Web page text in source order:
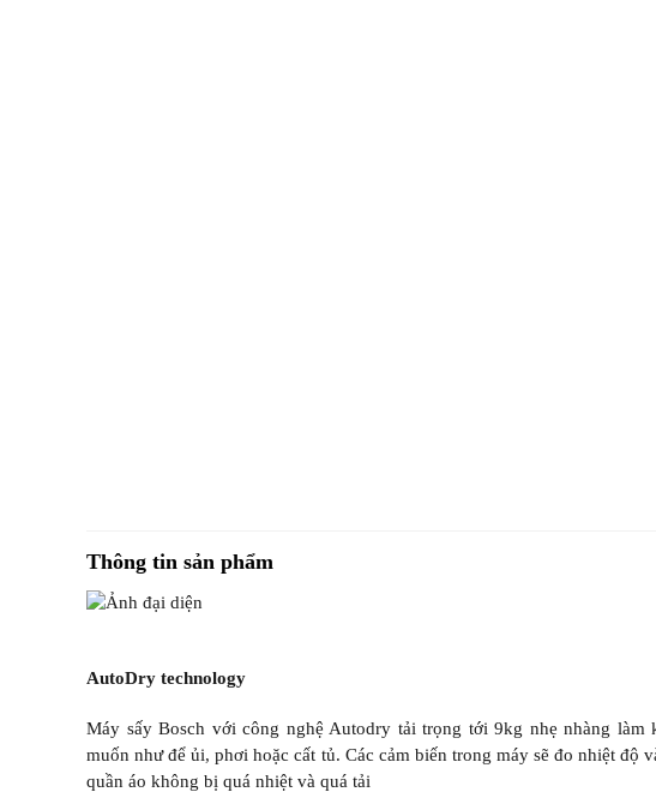
Thông tin sản phẩm
AutoDry technology
Máy sấy Bosch với công nghệ Autodry tải trọng tới 9kg nhẹ nhàng làm
muốn như để ủi, phơi hoặc cất tủ. Các cảm biến trong máy sẽ đo nhiệt độ
quần áo không bị quá nhiệt và quá tải